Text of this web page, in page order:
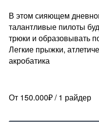
В этом сияющем
талантливые пилоты
трюки и образовывать
Легкие прыжки,
акробатика
От 150.000₽ / 1 райдер